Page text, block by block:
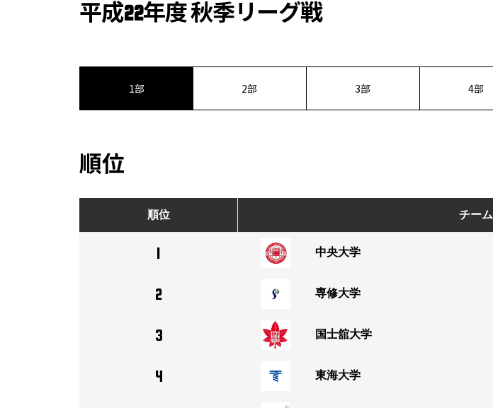
平成22年度 秋季リーグ戦
1部 2部 3部 4部
順位
順位 チーム
1 中央大学
2 専修大学
3 国士舘大学
4 東海大学